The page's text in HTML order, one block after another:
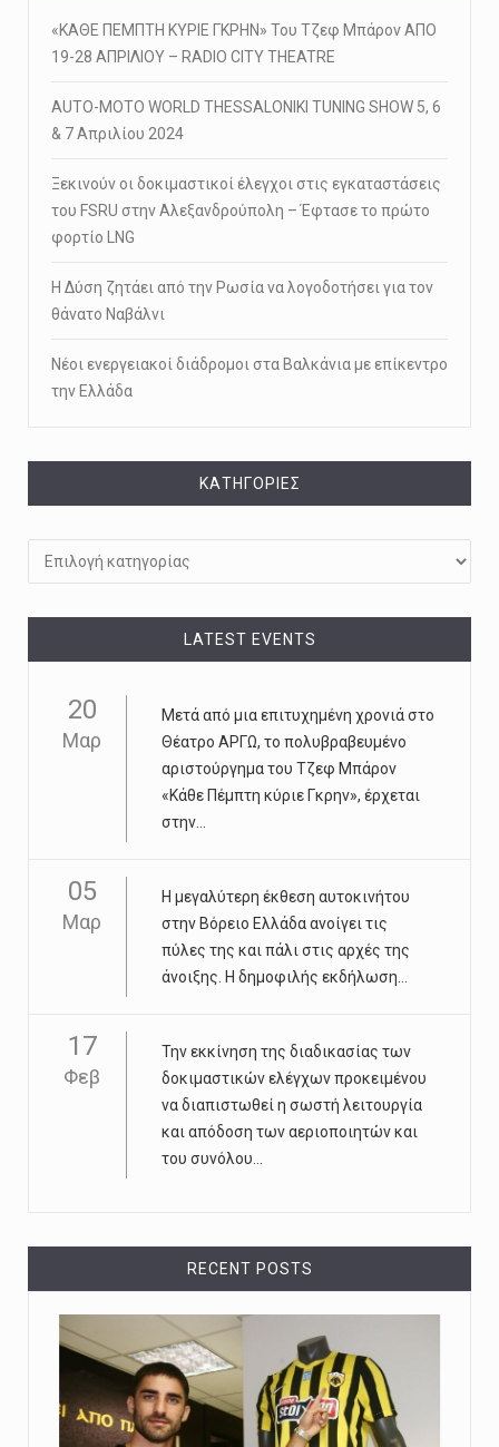
«ΚΑΘΕ ΠΕΜΠΤΗ ΚΥΡΙΕ ΓΚΡΗΝ» Του Τζεφ Μπάρον ΑΠΟ
19-28 ΑΠΡΙΛΙΟΥ – RADIO CITY THEATRE
AUTO-MOTO WORLD THESSALONIKI TUNING SHOW 5, 6
& 7 Απριλίου 2024
Ξεκινούν οι δοκιμαστικοί έλεγχοι στις εγκαταστάσεις
του FSRU στην Αλεξανδρούπολη – Έφτασε το πρώτο
φορτίο LNG
Η Δύση ζητάει από την Ρωσία να λογοδοτήσει για τον
θάνατο Ναβάλνι
Νέοι ενεργειακοί διάδρομοι στα Βαλκάνια με επίκεντρο
την Ελλάδα
KΑΤΗΓΟΡΊΕΣ
LATEST EVENTS
20
Μαρ
Μετά από μια επιτυχημένη χρονιά στο
Θέατρο ΑΡΓΩ, το πολυβραβευμένο
αριστούργημα του Τζεφ Μπάρον
«Κάθε Πέμπτη κύριε Γκρην», έρχεται
στην...
05
Μαρ
Η μεγαλύτερη έκθεση αυτοκινήτου
στην Βόρειο Ελλάδα ανοίγει τις
πύλες της και πάλι στις αρχές της
άνοιξης. Η δημοφιλής εκδήλωση...
17
Φεβ
Την εκκίνηση της διαδικασίας των
δοκιμαστικών ελέγχων προκειμένου
να διαπιστωθεί η σωστή λειτουργία
και απόδοση των αεριοποιητών και
του συνόλου...
RECENT POSTS